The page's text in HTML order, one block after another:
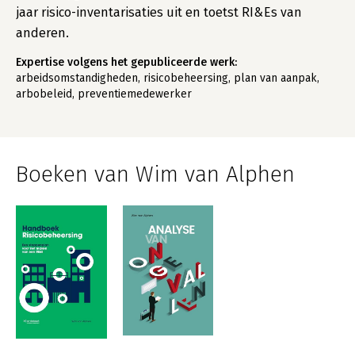
jaar risico-inventarisaties uit en toetst RI&Es van
anderen.
Expertise volgens het gepubliceerde werk:
arbeidsomstandigheden, risicobeheersing, plan van aanpak,
arbobeleid, preventiemedewerker
Boeken van Wim van Alphen